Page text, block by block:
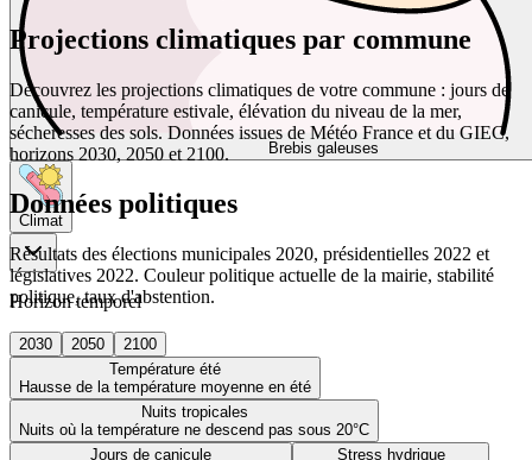
Brebis galeuses
Climat
Horizon temporel
2030 2050
2100
Température été
Hausse de la température moyenne en été
Nuits tropicales
Nuits où la température ne descend pas sous 20°C
Jours de canicule
Stress hydrique
Projections climatiques par commune
Découvrez les projections climatiques de votre commune : jours de
canicule, température estivale, élévation du niveau de la mer,
sécheresses des sols. Données issues de Météo France et du GIEC,
horizons 2030, 2050 et 2100.
Données politiques
Résultats des élections municipales 2020, présidentielles 2022 et
législatives 2022. Couleur politique actuelle de la mairie, stabilité
politique, taux d'abstention.